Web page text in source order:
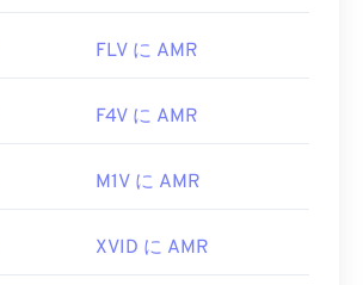
FLV に AMR
F4V に AMR
M1V に AMR
XVID に AMR